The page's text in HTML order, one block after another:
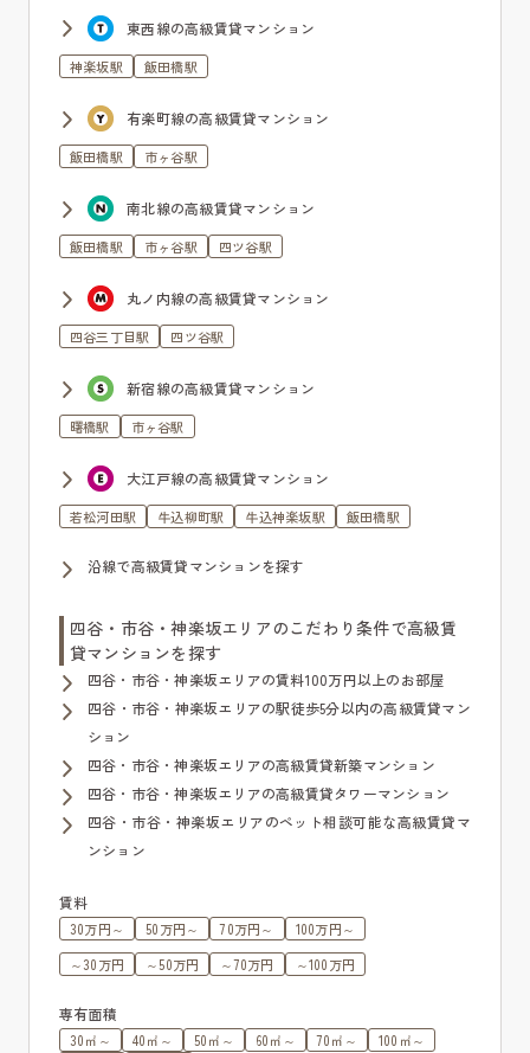
東西線の高級賃貸マンション
神楽坂駅 飯田橋駅
有楽町線の高級賃貸マンション
飯田橋駅 市ヶ谷駅
南北線の高級賃貸マンション
飯田橋駅 市ヶ谷駅 四ツ谷駅
丸ノ内線の高級賃貸マンション
四谷三丁目駅 四ツ谷駅
新宿線の高級賃貸マンション
曙橋駅 市ヶ谷駅
大江戸線の高級賃貸マンション
若松河田駅 牛込柳町駅 牛込神楽坂駅 飯田橋駅
沿線で高級賃貸マンションを探す
四谷・市谷・神楽坂エリアのこだわり条件で高級賃
貸マンションを探す
四谷・市谷・神楽坂エリアの賃料100万円以上のお部屋
四谷・市谷・神楽坂エリアの駅徒歩5分以内の高級賃貸マン
ション
四谷・市谷・神楽坂エリアの高級賃貸新築マンション
四谷・市谷・神楽坂エリアの高級賃貸タワーマンション
四谷・市谷・神楽坂エリアのペット相談可能な高級賃貸マ
ンション
賃料
30万円～ 50万円～ 70万円～
100万円～
～30万円
～50万円 ～70万円 ～100万円
専有面積
30㎡～ 40㎡～ 50㎡～ 60㎡～ 70㎡～
100㎡～